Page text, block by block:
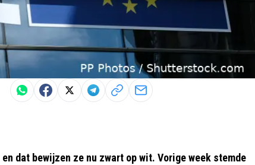
dat bewijzen ze nu zwart op wit. Vorige week stemde